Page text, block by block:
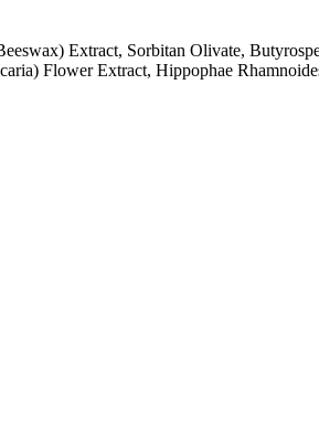
Extract, Sorbitan Olivate,
Flower Extract, Hippophae